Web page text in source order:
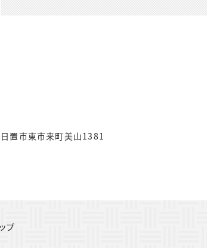
置市東市来町美山1381
プ